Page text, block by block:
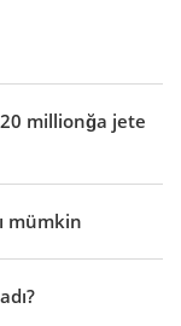
20 millionğa jete
mümkin